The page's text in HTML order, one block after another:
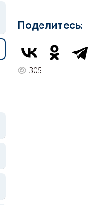
Поделитесь:
305